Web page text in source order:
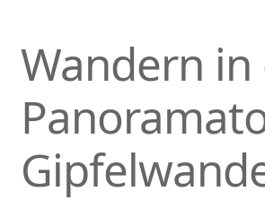
Wandern